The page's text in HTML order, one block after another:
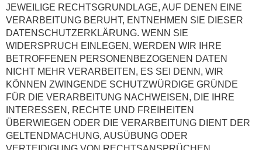
JEWEILIGE RECHTSGRUNDLAGE, AUF DENEN EINE
VERARBEITUNG BERUHT, ENTNEHMEN SIE DIESER
DATENSCHUTZERKLÄRUNG. WENN SIE
WIDERSPRUCH EINLEGEN, WERDEN WIR IHRE
BETROFFENEN PERSONENBEZOGENEN DATEN
NICHT MEHR VERARBEITEN, ES SEI DENN, WIR
KÖNNEN ZWINGENDE SCHUTZWÜRDIGE GRÜNDE
FÜR DIE VERARBEITUNG NACHWEISEN, DIE IHRE
INTERESSEN, RECHTE UND FREIHEITEN
ÜBERWIEGEN ODER DIE VERARBEITUNG DIENT DER
GELTENDMACHUNG, AUSÜBUNG ODER